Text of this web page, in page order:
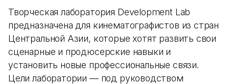
Творческая лаборатория Development Lab
предназначена для кинематографистов из стран
Центральной Азии, которые хотят развить свои
сценарные и продюсерские навыки и
установить новые профессиональные связи.
Цели лаборатории — под руководством